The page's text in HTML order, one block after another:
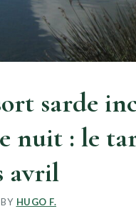
sarde
nuit : le
avril
BY HUGO F.